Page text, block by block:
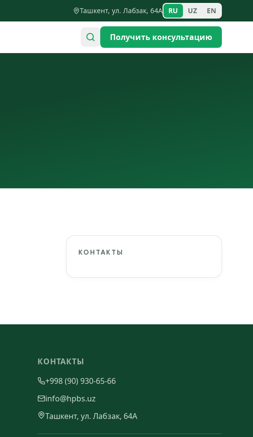
Ташкент, ул. Лабзак, 64А RU UZ EN
Получить консультацию
КОНТАКТЫ
КОНТАКТЫ
+998 (90) 930-65-66
info@hpbs.uz
Ташкент, ул. Лабзак, 64А